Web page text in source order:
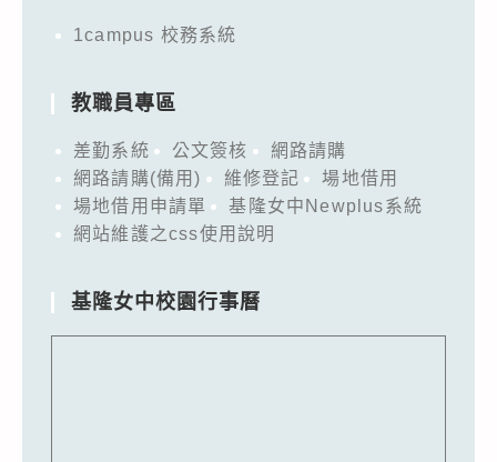
1campus 校務系統
教職員專區
差勤系統 公文簽核
網路請購
網路請購(備用)
維修登記
場地借用
場地借用申請單
基隆女中Newplus系統
網站維護之css使用說明
基隆女中校園行事曆